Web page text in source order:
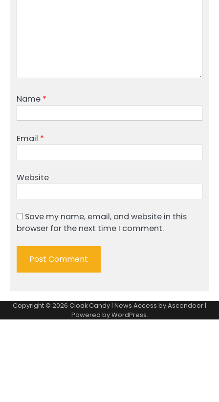
Name *
Email *
Website
Save my name, email, and website in this
browser for the next time I comment.
Copyright © 2026 Cloak Candy| News Access byAscendoor|
Powered byWordPress.